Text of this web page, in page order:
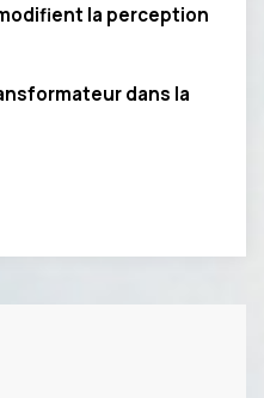
la perception
dans la